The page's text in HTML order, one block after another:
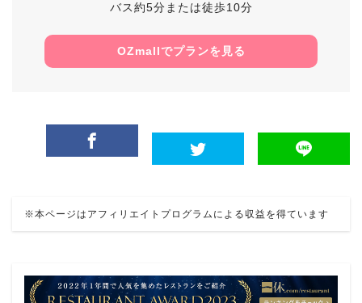
バス約5分または徒歩10分
OZmallでプランを見る
※本ページはアフィリエイトプログラムによる収益を得ています